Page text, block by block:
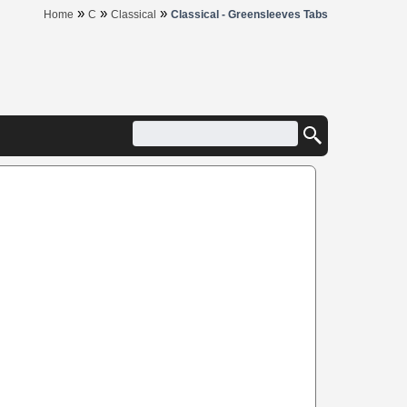
Home » C » Classical » Classical - Greensleeves Tabs